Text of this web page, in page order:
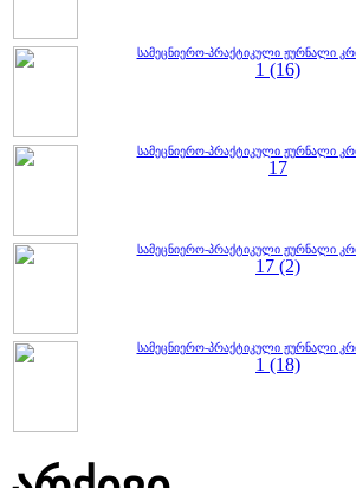
სამეცნიერო-პრაქტიკული ჟურნალი
1 (16)
სამეცნიერო-პრაქტიკული ჟურნალი
17
სამეცნიერო-პრაქტიკული ჟურნალი
17 (2)
სამეცნიერო-პრაქტიკული ჟურნალი
1 (18)